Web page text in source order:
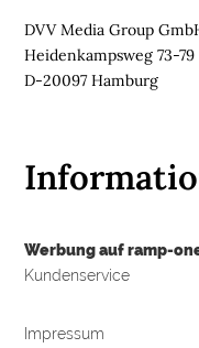
DVV Media Group
Heidenkampsweg 73-79
D-20097 Hamburg
Werbung auf ramp-
Kundenservice
Impressum